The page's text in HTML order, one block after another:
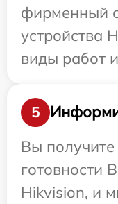
фирменный
устройства
виды работ
5
Вы
готовности
Hikvision, и